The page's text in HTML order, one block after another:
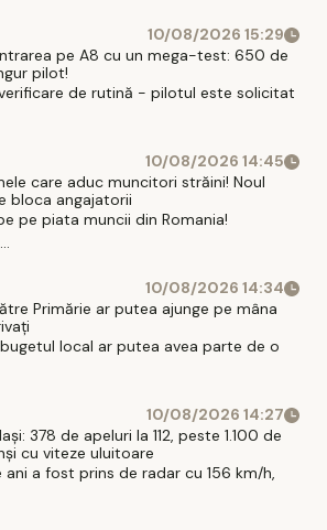
10/08/2026 15:29
pe A8 cu un mega-test: 650 de
pilot!
de rutină - pilotul este solicitat
10/08/2026 14:45
care aduc muncitori străini! Noul
bloca angajatorii
pe piata muncii din Romania!
10/08/2026 14:34
Primărie ar putea ajunge pe mâna
local ar putea avea parte de o
10/08/2026 14:27
378 de apeluri la 112, peste 1.100 de
cu viteze uluitoare
a fost prins de radar cu 156 km/h,